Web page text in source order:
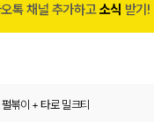
톡 채널 추가하고소식 받기!
볶이 + 타로 밀크티